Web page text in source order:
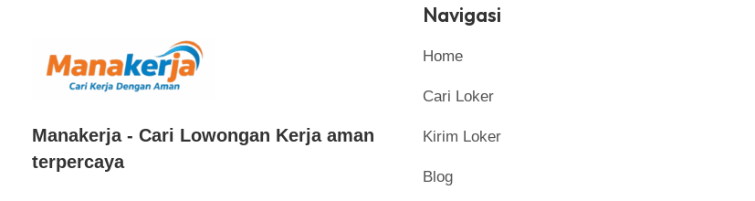
Manakerja - Cari Lowongan Kerja aman
terpercaya
Navigasi
Home
Cari Loker
Kirim Loker
Blog